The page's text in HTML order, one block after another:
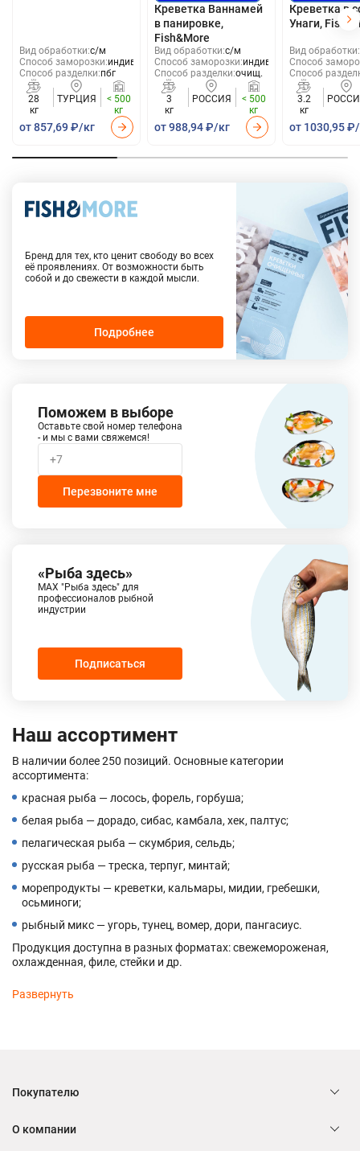
Вид обработки:с/м
Способ заморозки:индивид
Способ разделки:пбг
28
кг
ТУРЦИЯ
< 500
кг
от 857,69 ₽/кг
Креветка Ваннамей
в панировке,
Fish&More
Вид обработки:с/м
Способ заморозки:индивид
Способ разделки:очищ.
3
кг
РОССИЯ
< 500
кг
от 988,94 ₽/кг
Креветка в
Унаги, Fish &
Вид обработки:
Способ
Способ
3.2
кг
от 1030,95
Бренд для тех, кто ценит свободу во всех
её проявлениях. От возможности быть
собой и до свежести в каждой мысли.
Подробнее
Поможем в выборе
Оставьте свой номер телефона
- и мы с вами свяжемся!
Перезвоните мне
«Рыба здесь»
MAX "Рыба здесь" для
профессионалов рыбной
индустрии
Подписаться
Наш ассортимент
В наличии более 250 позиций. Основные категории
ассортимента:
красная рыба — лосось, форель, горбуша;
белая рыба — дорадо, сибас, камбала, хек, палтус;
пелагическая рыба — скумбрия, сельдь;
русская рыба — треска, терпуг, минтай;
морепродукты — креветки, кальмары, мидии, гребешки,
осьминоги;
рыбный микс — угорь, тунец, вомер, дори, пангасиус.
Продукция доступна в разных форматах: свежемороженая,
охлажденная, филе, стейки и др.
Покупателю
О компании